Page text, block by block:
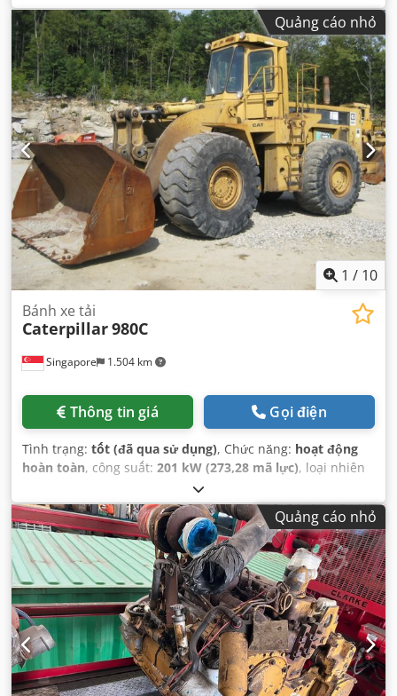
phần trăm, số chỗ ngồi:1, số máy/phương tiện:
KM&EW144, Thiết bị:cabin, thuỷ lực, Quảng cáo nhỏ
1 / 10
Singapore 1.504 km
Bánh xe tải
Caterpillar980C
Thông tin giá Gọi điện
Tình trạng: tốt (đã qua sử dụng), Chức năng: hoạt động
hoàn toàn, công suất: 201 kW (273,28 mã lực), loại nhiên
, trọng lượng tổng cộng:
kg, số máy/phương tiện:63X1784, Thiết bị:cabin, thuỷ lực,
Quảng cáo nhỏ